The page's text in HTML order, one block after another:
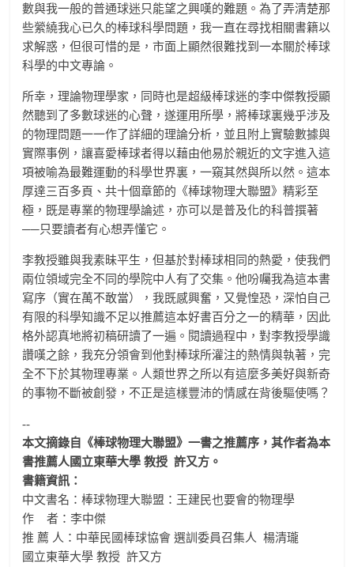
數與我一般的普通球迷只能望之興嘆的難題。為了弄清楚那
些縈繞我心已久的棒球科學問題，我一直在尋找相關書籍以
求解惑，但很可惜的是，市面上顯然很難找到一本關於棒球
科學的中文專論。
所幸，理論物理學家，同時也是超級棒球迷的李中傑教授顯
然聽到了多數球迷的心聲，遂運用所學，將棒球裏幾乎涉及
的物理問題一一作了詳細的理論分析，並且附上實驗數據與
實際事例，讓喜愛棒球者得以藉由他易於親近的文字進入這
項被喻為最難運動的科學世界裏，一窺其然與所以然。這本
厚達三百多頁、共十個章節的《棒球物理大聯盟》精彩至
極，既是專業的物理學論述，亦可以是普及化的科普撰著
──只要讀者有心想弄懂它。
李教授雖與我素昧平生，但基於對棒球相同的熱愛，使我們
兩位領域完全不同的學院中人有了交集。他吩囑我為這本書
寫序（實在萬不敢當），我既感興奮，又覺惶恐，深怕自己
有限的科學知識不足以推薦這本好書百分之一的精華，因此
格外認真地將初稿研讀了一遍。閱讀過程中，對李教授學識
讚嘆之餘，我充分領會到他對棒球所灌注的熱情與執著，完
全不下於其物理專業。人類世界之所以有這麼多美好與新奇
的事物不斷被創發，不正是這樣豐沛的情感在背後驅使嗎？
--
本文摘錄自《棒球物理大聯盟》一書之推薦序，其作者為本
書推薦人國立東華大學 教授 許又方。
書籍資訊：
中文書名：棒球物理大聯盟：王建民也要會的物理學
作 者：李中傑
推 薦 人：中華民國棒球協會 選訓委員召集人 楊清瓏
國立東華大學 教授 許又方